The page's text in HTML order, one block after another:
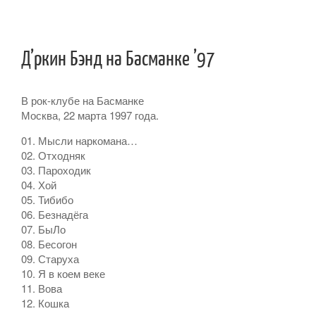
Д’ркин Бэнд на Басманке ’97
В рок-клубе на Басманке
Москва, 22 марта 1997 года.
01. Мысли наркомана…
02. Отходняк
03. Пароходик
04. Хой
05. Тибибо
06. Безнадёга
07. БыЛо
08. Бесогон
09. Старуха
10. Я в коем веке
11. Вова
12. Кошка